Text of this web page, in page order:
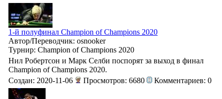
1-й полуфинал Champion of Champions 2020
Автор/Переводчик: osnooker
Турнир: Champion of Champions 2020
Нил Робертсон и Марк Селби поспорят за выход в финал
Champion of Champions 2020.
Создан: 2020-11-06
Просмотров: 6680 Комментариев: 0